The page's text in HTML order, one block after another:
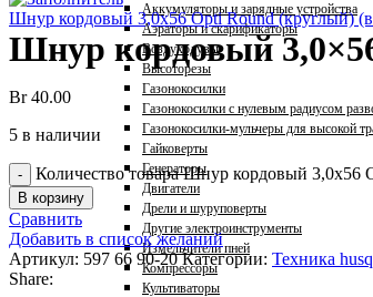
Аккумуляторы и зарядные устройства
Аэраторы и скарификаторы
Воздуходувы
Высоторезы
Газонокосилки
Газонокосилки с нулевым радиусом
Газонокосилки-мульчеры для высокой
Гайковерты
Генераторы
Двигатели
Дрели и шуруповерты
Другие электроинструменты
Измельчители пней
Компрессоры
Культиваторы
Шнур кордовый 3,0x56 Opti Round (круглый)
Шнур кордовый
Br40.00
5 в наличии
Количество товара Шнур кордовый 3,0x56
В корзину
Сравнить
Добавить в список желаний
Артикул: 597 66 90-20Категории: Техника
Share: